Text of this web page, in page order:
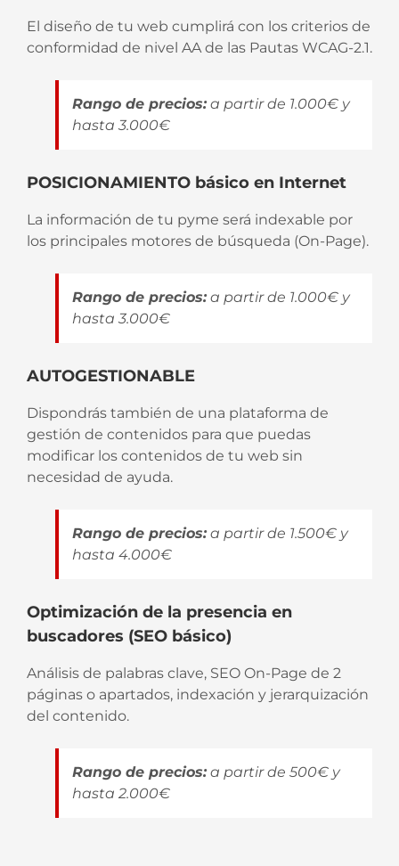
El diseño de tu web cumplirá con los criterios de
conformidad de nivel AA de las Pautas WCAG-2.1.
Rango de precios:a partir de 1.000€ y
hasta 3.000€
POSICIONAMIENTO básico en Internet
La información de tu pyme será indexable por
los principales motores de búsqueda (On-Page).
Rango de precios:a partir de 1.000€ y
hasta 3.000€
AUTOGESTIONABLE
Dispondrás también de una plataforma de
gestión de contenidos para que puedas
modificar los contenidos de tu web sin
necesidad de ayuda.
Rango de precios:a partir de 1.500€ y
hasta 4.000€
Optimización de la presencia en
buscadores (SEO básico)
Análisis de palabras clave, SEO On-Page de 2
páginas o apartados, indexación y jerarquización
del contenido.
Rango de precios:a partir de 500€ y
hasta 2.000€